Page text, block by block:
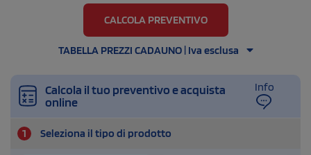
CALCOLA PREVENTIVO
TABELLA PREZZI CADAUNO | Iva esclusa
Calcola il tuo preventivo e acquista
online
Info
1 Seleziona il tipo di prodotto